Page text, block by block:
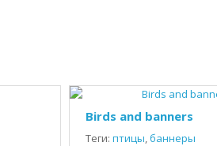
Birds and banners
Теги: птицы,баннеры